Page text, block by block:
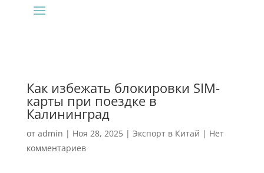
Как избежать блокировки SIM-
карты при поездке в
Калининград
от admin | Ноя 28, 2025| Экспорт в Китай | Нет
комментариев